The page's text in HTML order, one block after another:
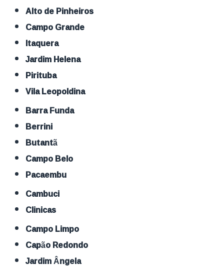
Alto de Pinheiros
Campo Grande
Itaquera
Jardim Helena
Pirituba
Vila Leopoldina
Barra Funda
Berrini
Butantã
Campo Belo
Pacaembu
Cambuci
Clinicas
Campo Limpo
Capão Redondo
Jardim Ângela